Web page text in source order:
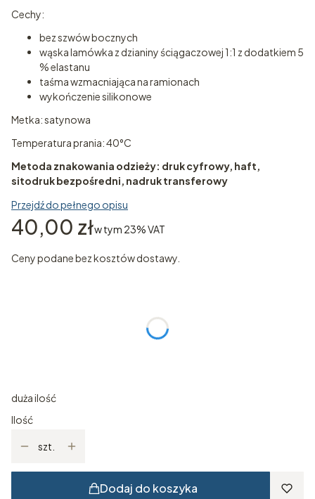
Cechy:
bez szwów bocznych
wąska lamówka z dzianiny ściągaczowej 1:1 z dodatkiem 5
% elastanu
taśma wzmacniająca na ramionach
wykończenie silikonowe
Metka: satynowa
Temperatura prania: 40°C
Metoda znakowania odzieży: druk cyfrowy, haft,
sitodruk bezpośredni, nadruk transferowy
Przejdź do pełnego opisu
Cena
40,00 złw tym 23% VAT
w tym 23%VAT
Ceny podane bez kosztów dostawy.
duża ilość
Ilość
szt.
Dodaj do koszyka